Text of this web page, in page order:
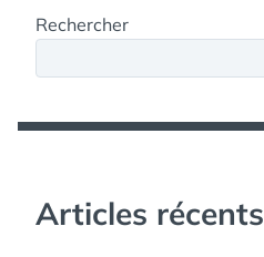
Rechercher
Articles récents